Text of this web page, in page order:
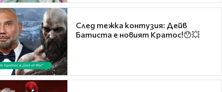
След тежка контузия: Дейв
Батиста е новият Кратос!😯💥